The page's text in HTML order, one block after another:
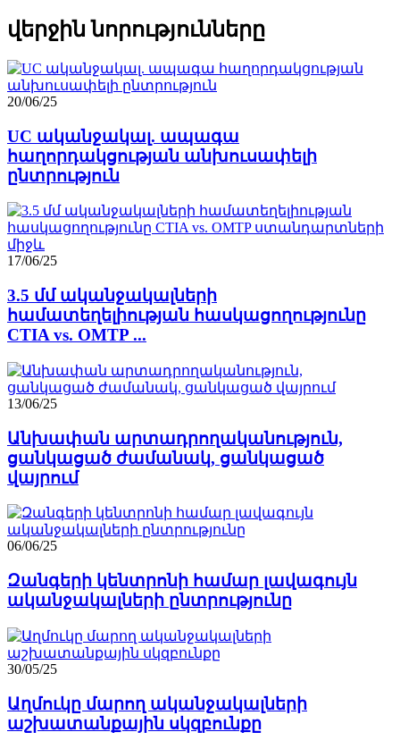
վերջին նորությունները
20/06/25
UC ականջակալ. ապագա
հաղորդակցության անխուսափելի
ընտրություն
17/06/25
3.5 մմ ականջակալների
համատեղելիության հասկացողությունը
CTIA vs. OMTP ...
13/06/25
Անխափան արտադրողականություն,
ցանկացած ժամանակ, ցանկացած
վայրում
06/06/25
Զանգերի կենտրոնի համար լավագույն
ականջակալների ընտրությունը
30/05/25
Աղմուկը մարող ականջակալների
աշխատանքային սկզբունքը